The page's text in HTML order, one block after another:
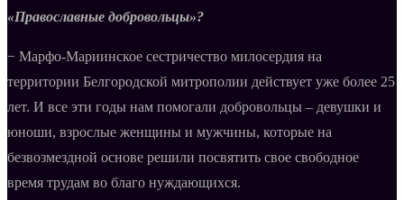
«Православные добровольцы»?
− Марфо-Мариинское сестричество милосердия на
территории Белгородской митрополии действует уже более 25
лет. И все эти годы нам помогали добровольцы – девушки и
юноши, взрослые женщины и мужчины, которые на
безвозмездной основе решили посвятить свое свободное
время трудам во благо нуждающихся.